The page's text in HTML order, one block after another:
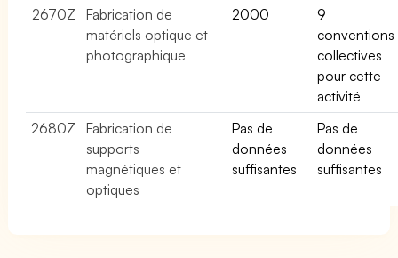
2670Z
Fabrication de
matériels optique et
photographique
2000
9
conventions
collectives
pour cette
activité
2680Z
Fabrication de
supports
magnétiques et
optiques
Pas de
données
suffisantes
Pas de
données
suffisantes